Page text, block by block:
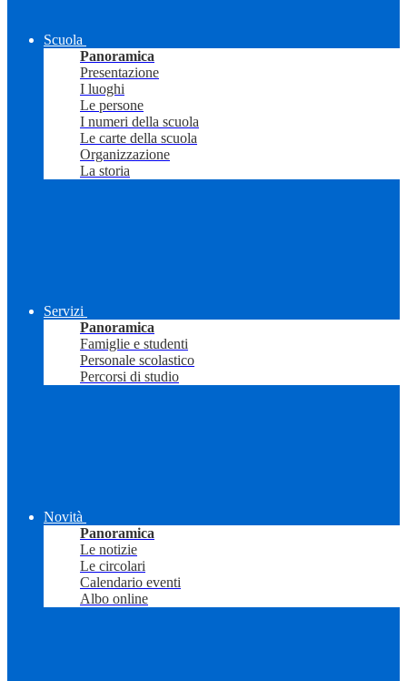
Scuola
Panoramica
Presentazione
I luoghi
Le persone
I numeri della scuola
Le carte della scuola
Organizzazione
La storia
Servizi
Panoramica
Famiglie e studenti
Personale scolastico
Percorsi di studio
Novità
Panoramica
Le notizie
Le circolari
Calendario eventi
Albo online